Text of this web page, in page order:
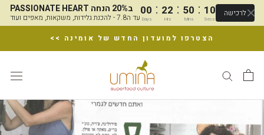
PASSIONATE HEART ב20% הנחה
עד ה7.8 - להכנת גלידות, משקאות, מאפים ועוד00 : 22 : 50 : 10
Days Hrs Mins Secs
לרכישה
הצטרפו למועדון החדש של אומינה >>